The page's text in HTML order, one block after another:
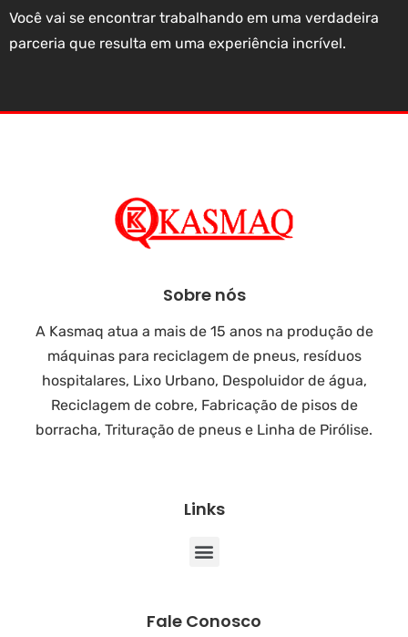
‎Você vai se encontrar trabalhando em uma verdadeira
parceria que resulta em uma experiência incrível.
Sobre nós
A Kasmaq atua a mais de 15 anos na produção de
máquinas para reciclagem de pneus, resíduos
hospitalares, Lixo Urbano, Despoluidor de água,
Reciclagem de cobre, Fabricação de pisos de
borracha, Trituração de pneus e Linha de Pirólise.
Links
Fale Conosco